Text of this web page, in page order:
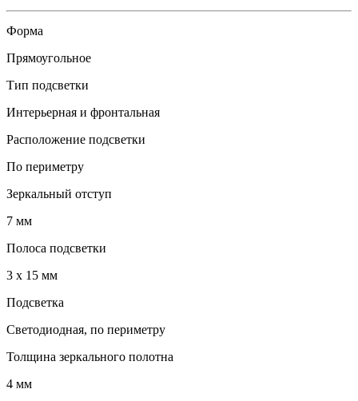
Форма
Прямоугольное
Тип подсветки
Интерьерная и фронтальная
Расположение подсветки
По периметру
Зеркальный отступ
7 мм
Полоса подсветки
3 х 15 мм
Подсветка
Светодиодная, по периметру
Толщина зеркального полотна
4 мм